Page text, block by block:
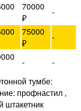
70000
₽
-
75000
₽
-
-
-
тумбе:
профнастил ,
штакетник